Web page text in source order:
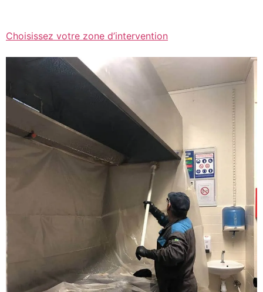
Choisissez votre zone d’intervention